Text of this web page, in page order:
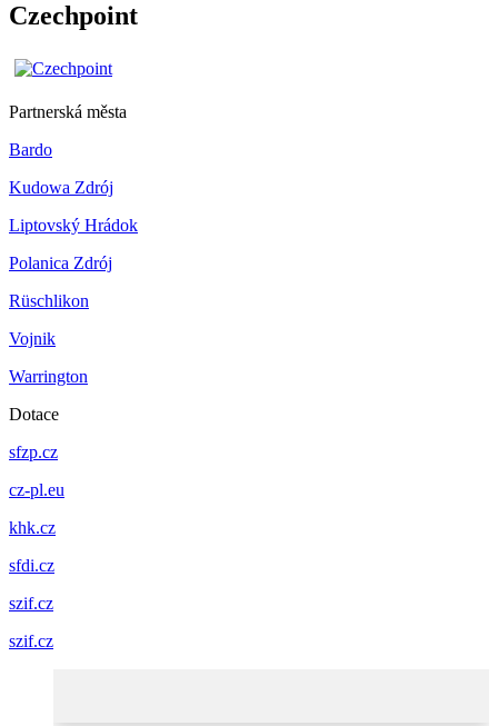
Czechpoint
Partnerská města
Bardo
Kudowa Zdrój
Liptovský Hrádok
Polanica Zdrój
Rüschlikon
Vojnik
Warrington
Dotace
sfzp.cz
cz-pl.eu
khk.cz
sfdi.cz
szif.cz
szif.cz